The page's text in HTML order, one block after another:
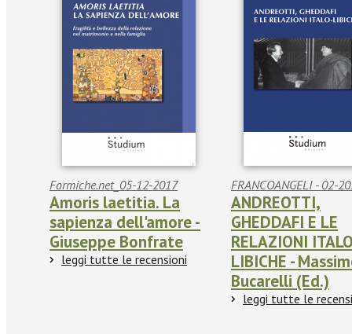
Formiche.net_05-12-2017
Amoris laetitia. La
sapienza dell'amore -
Giuseppe Bonfrate
leggi tutte le recensioni
FRANCOANGELI - 02-
ANDREOTTI,
GHEDDAFI E LE
RELAZIONI
LIBICHE -
Bucarelli (Ed.)
leggi tutte le